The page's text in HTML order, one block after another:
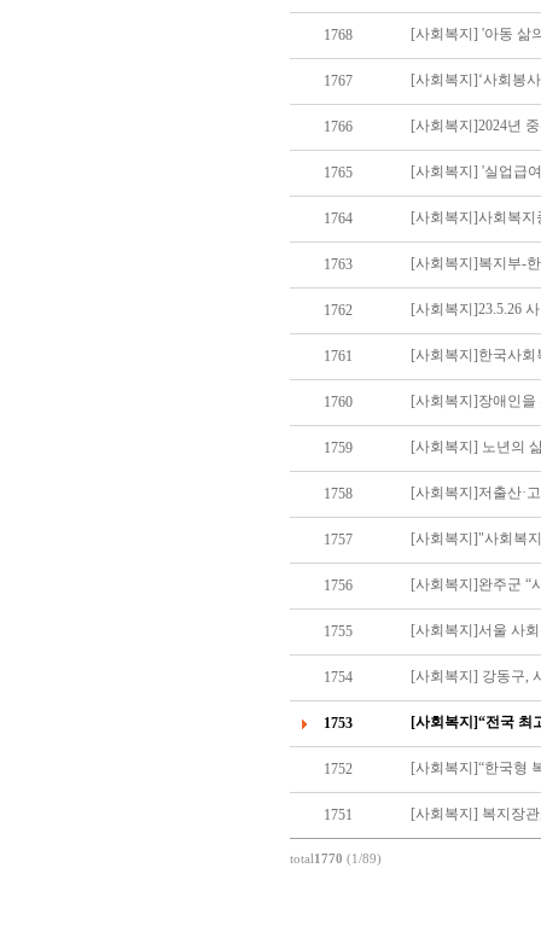
1768
1767 [사회복지]‘사회봉
1766 [사회복지]2024년
1765 [사회복지] '실업급
1764 [사회복지]사회복
1763 [사회복지]복지부-
1762 [사회복지]23.5.26
1761 [사회복지]한국사회
1760
1759 [사회복지] 노년의
1758 [사회복지]저출산·
1757 [사회복지]"사회복
1756 [사회복지]완주군 “
1755 [사회복지]서울 사
1754 [사회복지] 강동구,
1753
1752 [사회복지]“한국형
1751 [사회복지] 복지장
total1770 (1/89)